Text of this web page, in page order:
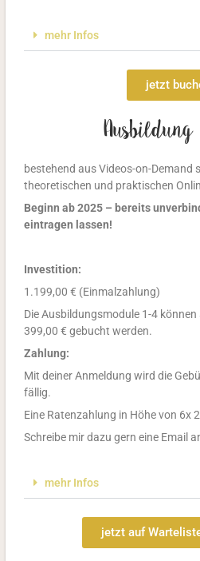
mehr Infos
jetzt
bestehend aus Videos-on-Demand
theoretischen und praktischen
Beginn ab 2025 – bereits
eintragen lassen!
Investition:
1.199,00 € (Einmalzahlung)
Die Ausbildungsmodule 1-4
399,00 € gebucht werden.
Zahlung:
Mit deiner Anmeldung wird die
fällig.
Eine Ratenzahlung in Höhe von 6x
Schreibe mir dazu gern eine Email
mehr Infos
jetzt auf